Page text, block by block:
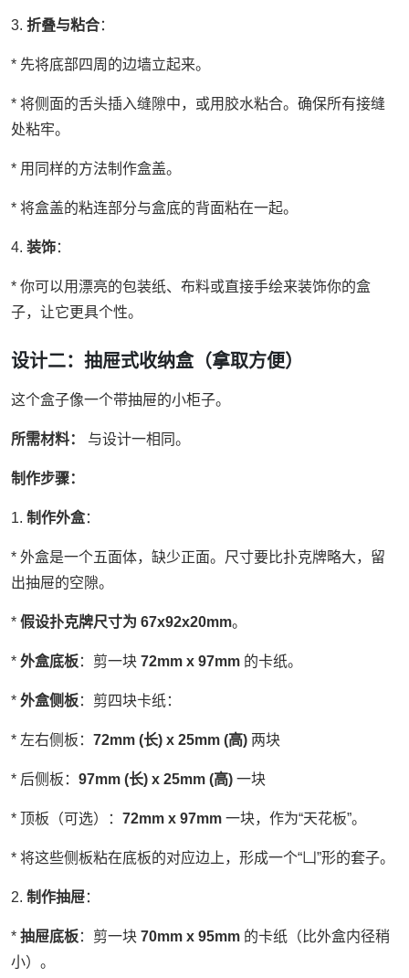
3. 折叠与粘合：
* 先将底部四周的边墙立起来。
* 将侧面的舌头插入缝隙中，或用胶水粘合。确保所有接缝
处粘牢。
* 用同样的方法制作盒盖。
* 将盒盖的粘连部分与盒底的背面粘在一起。
4. 装饰：
* 你可以用漂亮的包装纸、布料或直接手绘来装饰你的盒
子，让它更具个性。
设计二：抽屉式收纳盒（拿取方便）
这个盒子像一个带抽屉的小柜子。
所需材料： 与设计一相同。
制作步骤：
1. 制作外盒：
* 外盒是一个五面体，缺少正面。尺寸要比扑克牌略大，留
出抽屉的空隙。
* 假设扑克牌尺寸为 67x92x20mm。
* 外盒底板：剪一块 72mm x 97mm 的卡纸。
* 外盒侧板：剪四块卡纸：
* 左右侧板： 72mm (长) x 25mm (高) 两块
* 后侧板： 97mm (长) x 25mm (高) 一块
* 顶板（可选）： 72mm x 97mm 一块，作为“天花板”。
* 将这些侧板粘在底板的对应边上，形成一个“凵”形的套子。
2. 制作抽屉：
* 抽屉底板：剪一块 70mm x 95mm 的卡纸（比外盒内径稍
小）。